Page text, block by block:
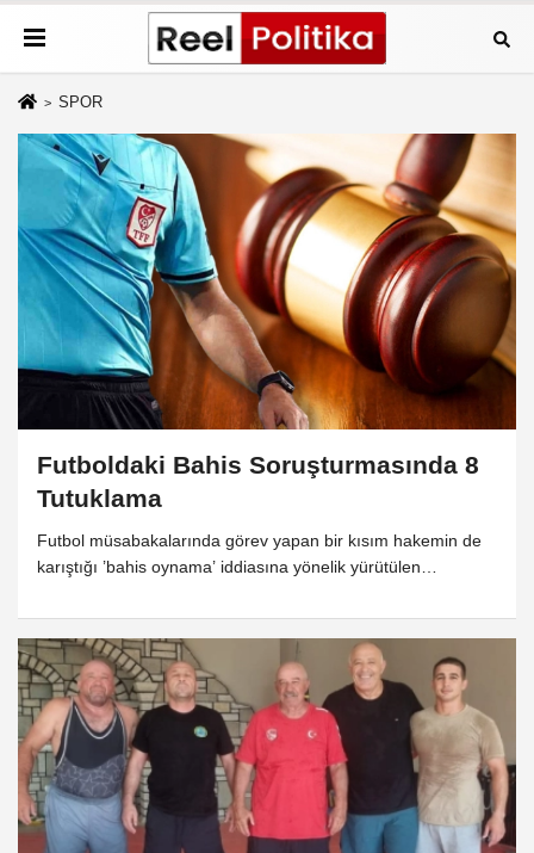
SPOR
Futboldaki Bahis Soruşturmasında 8
Tutuklama
Futbol müsabakalarında görev yapan bir kısım hakemin de
karıştığı ’bahis oynama’ iddiasına yönelik yürütülen
şüpheliden aralarında Eyüpspor Başkanı’nın da bulunduğu
8’i tutuklandı, 11 kişi adli kontrol şartıyla serbest bırakıldı.